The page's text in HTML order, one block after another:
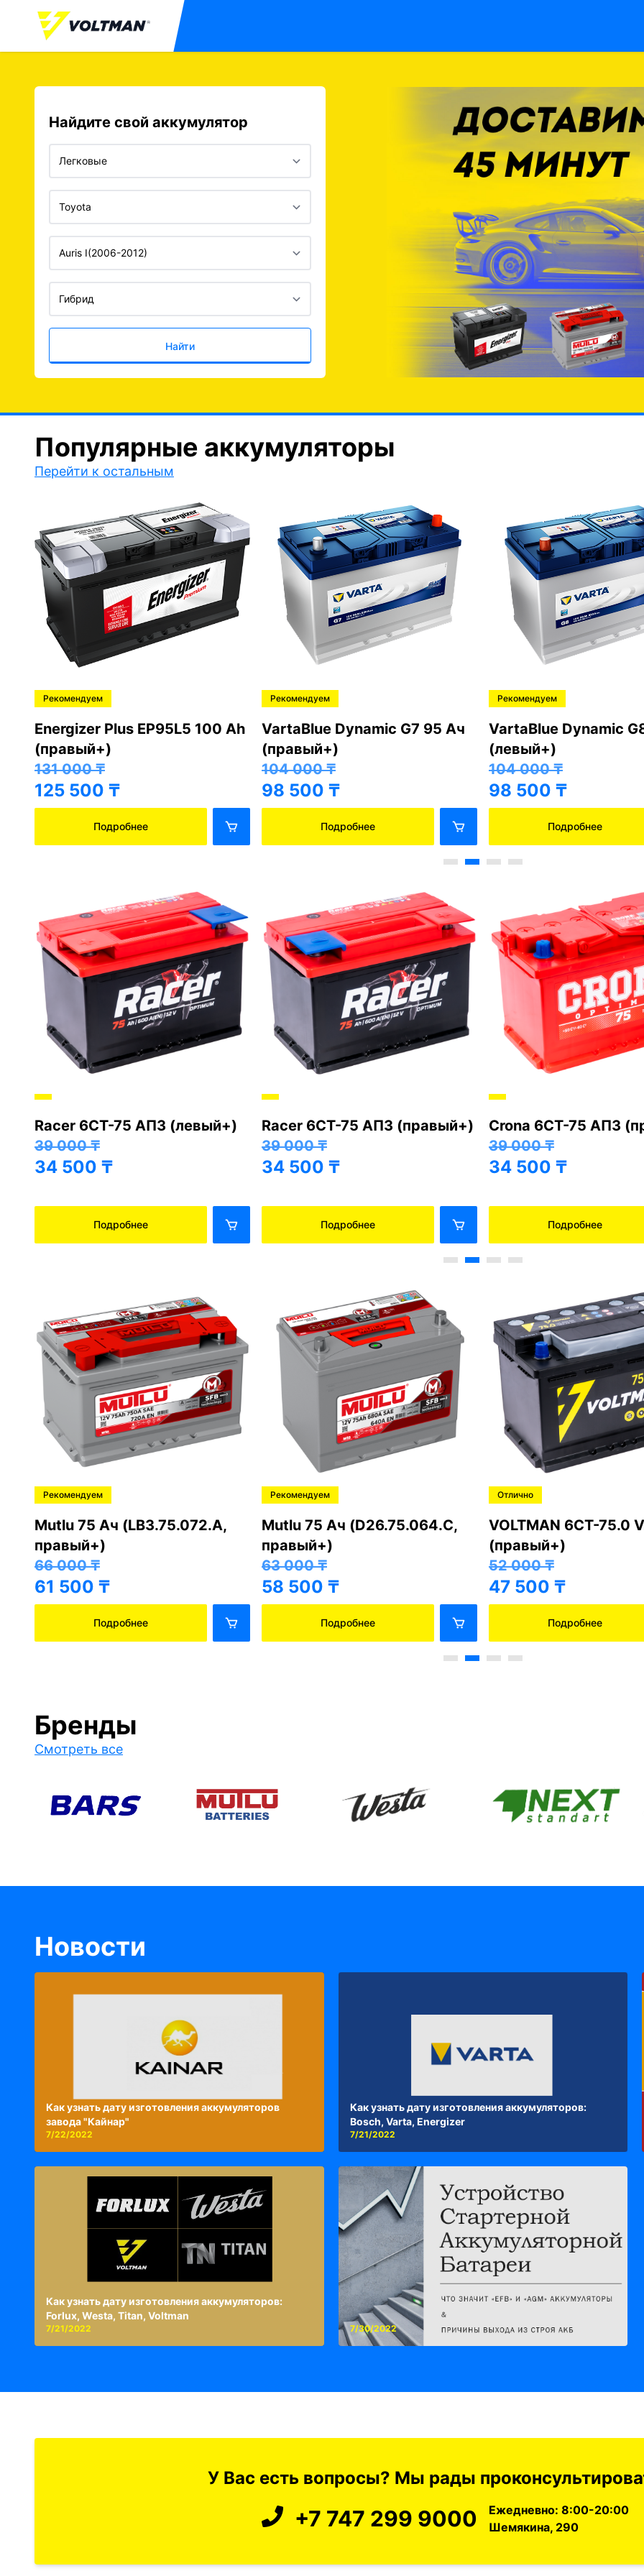
Найдите свой аккумулятор
Найти
Популярные аккумуляторы
Перейти к остальным
Рекомендуем
Energizer Plus EP95L5 100 Ah
(правый+)
131 000₸
125 500 ₸
Подробнее
Рекомендуем
VartaBlue Dynamic G7 95 Ач
(правый+)
104 000₸
98 500 ₸
Подробнее
Рекомендуем
VartaBlue Dynamic
(левый+)
104 000₸
98 500 ₸
Подробнее
Racer 6СТ-75 АПЗ (левый+)
39 000₸
34 500 ₸
Подробнее
Racer 6СТ-75 АПЗ (правый+)
39 000₸
34 500 ₸
Подробнее
Crona 6СТ-75 АПЗ
39 000₸
34 500 ₸
Подробнее
Рекомендуем
Mutlu 75 Ач (LB3.75.072.A,
правый+)
66 000₸
61 500 ₸
Подробнее
Рекомендуем
Mutlu 75 Ач (D26.75.064.C,
правый+)
63 000₸
58 500 ₸
Подробнее
Отлично
VOLTMAN 6CT-75.0
(правый+)
52 000₸
47 500 ₸
Подробнее
Бренды
Смотреть все
Новости
Как узнать дату изготовления аккумуляторов
завода "Кайнар"
7/22/2022
Как узнать дату изготовления аккумуляторов:
Bosch, Varta, Energizer
7/21/2022
Как узнать дату изготовления аккумуляторов:
Forlux, Westa, Titan, Voltman
7/21/2022 7/30/2022
У Вас есть вопросы? Мы рады
+7 747 299 9000
Ежедневно: 8:00-20:00
Шемякина, 290